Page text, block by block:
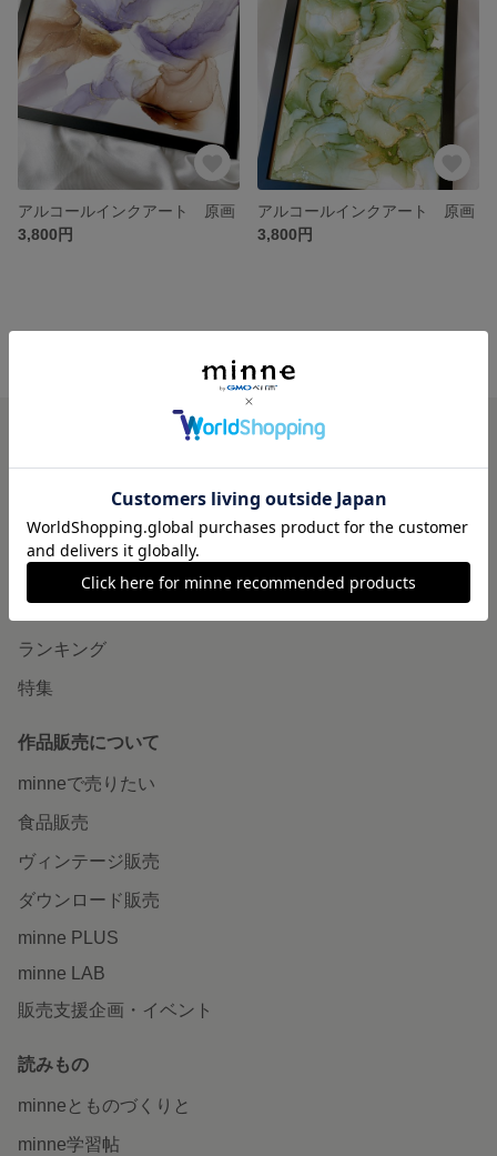
アルコールインクアート 原画
3,800円
アルコールインクアート 原画
3,800円
Serein_art.nt の作品一覧
minneについて
minneで買いたい
作品をさがす
ランキング
特集
作品販売について
minneで売りたい
食品販売
ヴィンテージ販売
ダウンロード販売
minne PLUS
minne LAB
販売支援企画・イベント
読みもの
minneとものづくりと
minne学習帖